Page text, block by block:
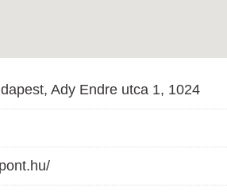
Ady Endre utca 1, 1024